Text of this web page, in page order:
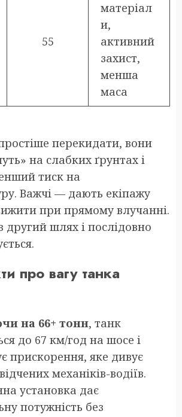
55
матеріал
и,
активний
захист,
менша
маса
перекидати, вони
на слабких ґрунтах і
тиск на
Важчі — дають екіпажу
при прямому влучанні.
другий шлях і послідовно
про вагу танка
на 66+ тонн, танк
до 67 км/год на шосе і
прискорення, яке дивує
механіків-водіїв.
установка дає
потужність без